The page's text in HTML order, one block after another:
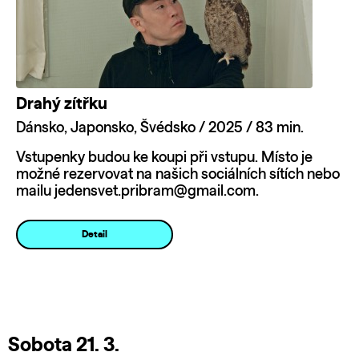
Drahý zítřku
Dánsko, Japonsko, Švédsko / 2025 / 83 min.
Vstupenky budou ke koupi při vstupu. Místo je
možné rezervovat na našich sociálních sítích nebo
mailu jedensvet.pribram@gmail.com.
Detail
Sobota 21. 3.